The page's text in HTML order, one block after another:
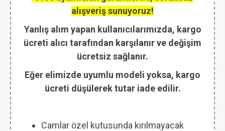
alışveriş sunuyoruz!
Yanlış alım yapan kullanıcılarımızda, kargo
ücreti alıcı tarafından karşılanır ve değişim
ücretsiz sağlanır.
Eğer elimizde uyumlu modeli yoksa, kargo
ücreti düşülerek tutar iade edilir.
Camlar özel kutusunda kırılmayacak